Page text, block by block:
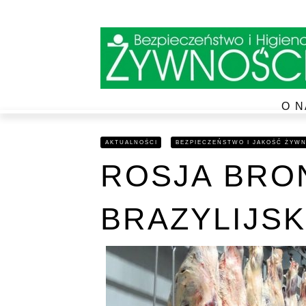
O
AKTUALNOŚCI BEZPIECZEŃSTWO I JAKOŚĆ
ROSJA